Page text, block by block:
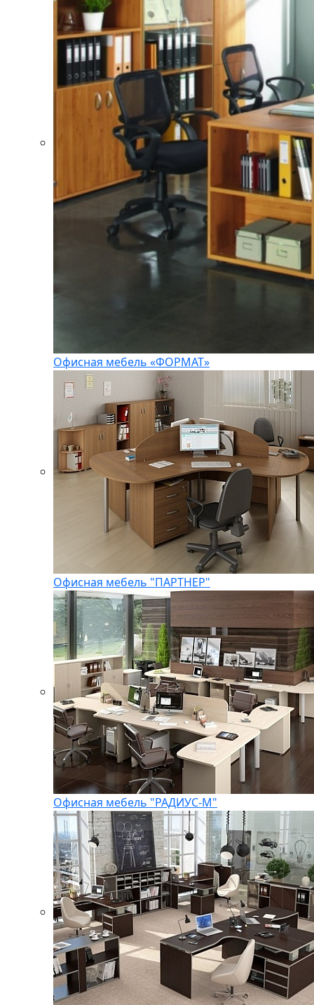
Офисная мебель «ФОРМАТ»
Офисная мебель "ПАРТНЕР"
Офисная мебель "РАДИУС-М"